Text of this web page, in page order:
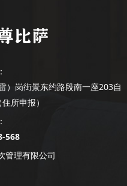
）岗街景东约路段南一座203自
所申报）
568
管理有限公司